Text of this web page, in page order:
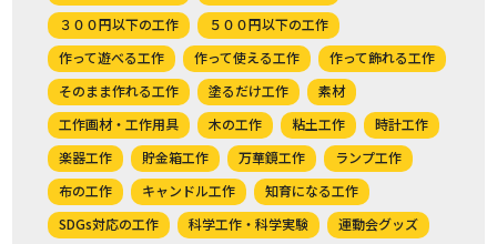
３００円以下の工作
５００円以下の工作
作って遊べる工作
作って使える工作
作って飾れる工作
そのまま作れる工作
塗るだけ工作
素材
工作画材・工作用具
木の工作 粘土工作
時計工作
楽器工作
貯金箱工作 万華鏡工作
ランプ工作
布の工作
キャンドル工作
知育になる工作
SDGs対応の工作
科学工作・科学実験
運動会グッズ